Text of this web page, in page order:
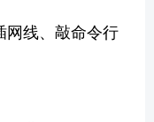
线、敲命令行